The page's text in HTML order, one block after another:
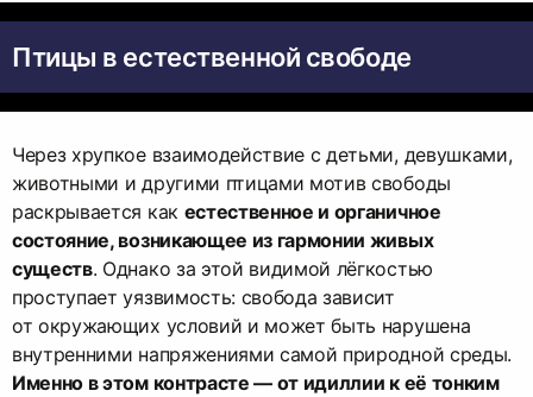
Птицы в естественной свободе
Через хрупкое взаимодействие с детьми, девушками,
животными и другими птицами мотив свободы
раскрывается как естественное и органичное
состояние, возникающее из гармонии живых
существ. Однако за этой видимой лёгкостью
проступает уязвимость: свобода зависит
от окружающих условий и может быть нарушена
внутренними напряжениями самой природной среды.
Именно в этом контрасте — от идиллии к её тонким